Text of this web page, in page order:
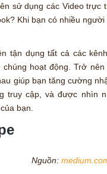
sử dụng các Video trực
Khi bạn có nhiều
tận dụng tất cả các
chúng hoạt động. Trở
giúp bạn tăng cường
truy cập, và được nhìn
bạn.
Nguồn: